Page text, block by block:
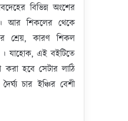
বিভিন্ন অংশের
। আর শিকলের থেকে
শ্রেয়, কারণ শিকল
যাহোক, এই বইটিতে
হবে সেটার লাঠি
চার ইঞ্চির বেশী